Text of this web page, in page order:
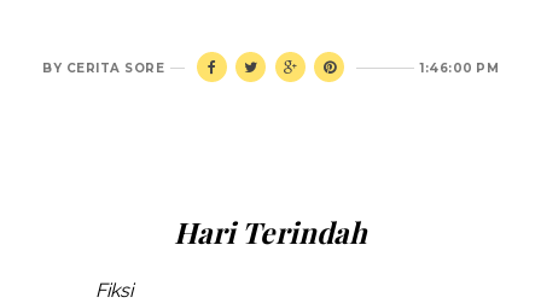
1:46:00 PM
BY CERITA SORE
Hari Terindah
Fiksi